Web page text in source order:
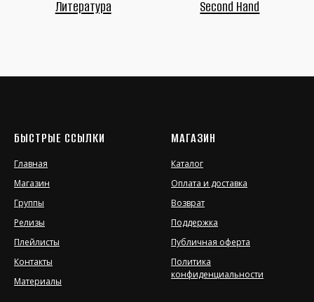
БЫСТРЫЕ ССЫЛКИ
Главная
Магазин
Группы
Релизы
Плейлисты
Контакты
Материалы
МАГАЗИН
Каталог
Оплата и доставка
Возврат
Поддержка
Публичная оферта
Политика
конфиденциальности